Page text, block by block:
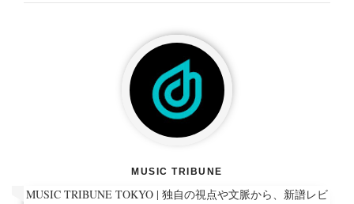
MUSIC TRIBUNE
MUSIC TRIBUNE TOKYO | 独自の視点や文脈から、新譜レビ